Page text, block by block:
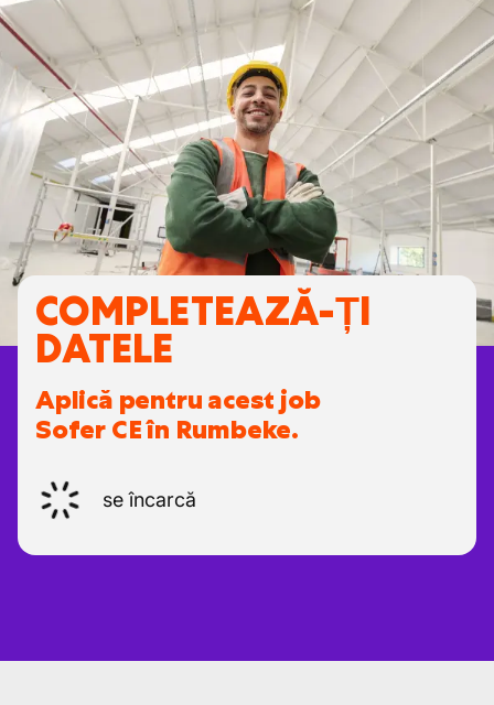
COMPLETEAZĂ-ȚI
DATELE
Aplică pentru acest job
Sofer CE în Rumbeke.
se încarcă